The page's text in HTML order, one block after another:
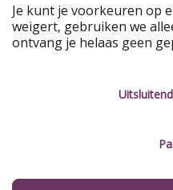
HolidayPirates Group
Leer ons kennen
Je kunt je voorkeuren op
weigert, gebruiken we
ontvang je helaas geen